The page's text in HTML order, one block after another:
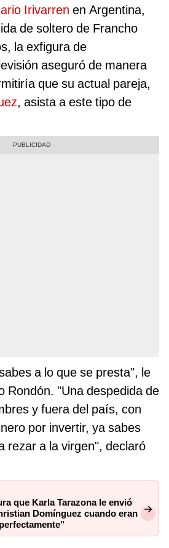
Irivarren en Argentina,
de soltero de Francho
la exfigura de
aseguró de manera
que su actual pareja,
, asista a este tipo de
a lo que se presta", le
Rondón. "Una despedida de
y fuera del país, con
por invertir, ya sabes
rezar a la virgen", declaró
que Karla Tarazona le envió
Domínguez cuando eran